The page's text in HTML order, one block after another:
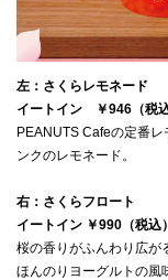
左：さくらレモネード
イートイン　￥946（税
PEANUTS Cafeの定番
右：さくらフロート
イートイン ￥990（税込
桜の香りがふんわり広が
ほんのりヨーグルトの風